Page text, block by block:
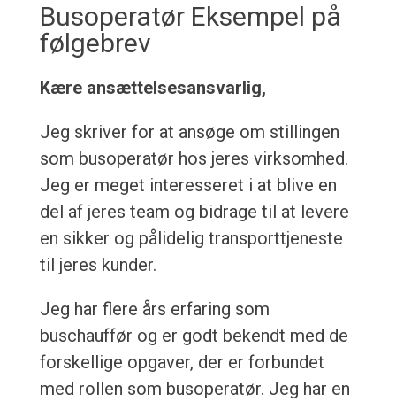
Busoperatør Eksempel på
følgebrev
Kære ansættelsesansvarlig,
Jeg skriver for at ansøge om stillingen
som busoperatør hos jeres virksomhed.
Jeg er meget interesseret i at blive en
del af jeres team og bidrage til at levere
en sikker og pålidelig transporttjeneste
til jeres kunder.
Jeg har flere års erfaring som
buschauffør og er godt bekendt med de
forskellige opgaver, der er forbundet
med rollen som busoperatør. Jeg har en